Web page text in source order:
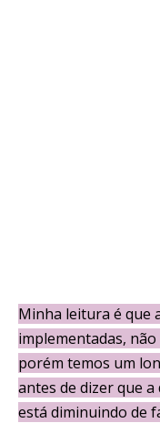
Minha leitura é que
implementadas,
porém temos um
antes de dizer que
está diminuindo de